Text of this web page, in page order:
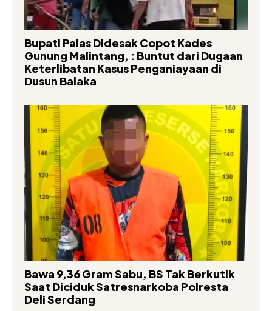
Bupati Palas Didesak Copot Kades
Gunung Malintang, : Buntut dari Dugaan
Keterlibatan Kasus Penganiayaan di
Dusun Balaka
Bawa 9,36 Gram Sabu, BS Tak Berkutik
Saat Diciduk Satresnarkoba Polresta
Deli Serdang